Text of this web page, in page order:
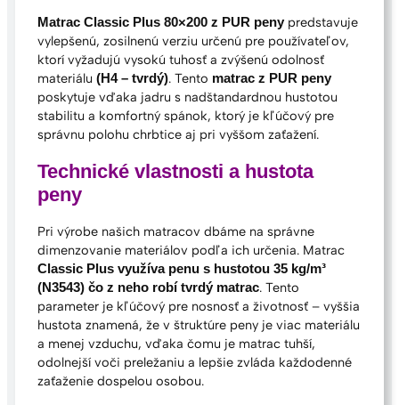
Matrac Classic Plus 80×200 z PUR penypredstavuje
vylepšenú, zosilnenú verziu určenú pre používateľov,
ktorí vyžadujú vysokú tuhosť a zvýšenú odolnosť
materiálu (H4 – tvrdý). Tento matrac z PUR peny
poskytuje vďaka jadru s nadštandardnou hustotou
stabilitu a komfortný spánok, ktorý je kľúčový pre
správnu polohu chrbtice aj pri vyššom zaťažení.
Technické vlastnosti a hustota
peny
Pri výrobe našich matracov dbáme na správne
dimenzovanie materiálov podľa ich určenia. Matrac
Classic Plus využíva penu s hustotou 35 kg/m³
(N3543) čo z neho robí tvrdý matrac. Tento
parameter je kľúčový pre nosnosť a životnosť – vyššia
hustota znamená, že v štruktúre peny je viac materiálu
a menej vzduchu, vďaka čomu je matrac tuhší,
odolnejší voči preležaniu a lepšie zvláda každodenné
zaťaženie dospelou osobou.